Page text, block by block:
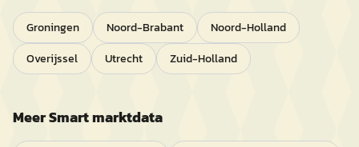
Groningen Noord-Brabant
Noord-Holland
Overijssel
Utrecht Zuid-Holland
MeerSmartmarktdata